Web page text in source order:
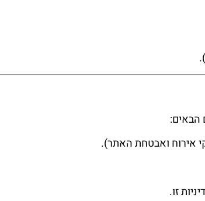
הבאים:
אירוח ואבטחת האתר).
זו.